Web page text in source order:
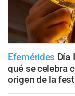
Efemérides Día
qué se celebra
origen de la